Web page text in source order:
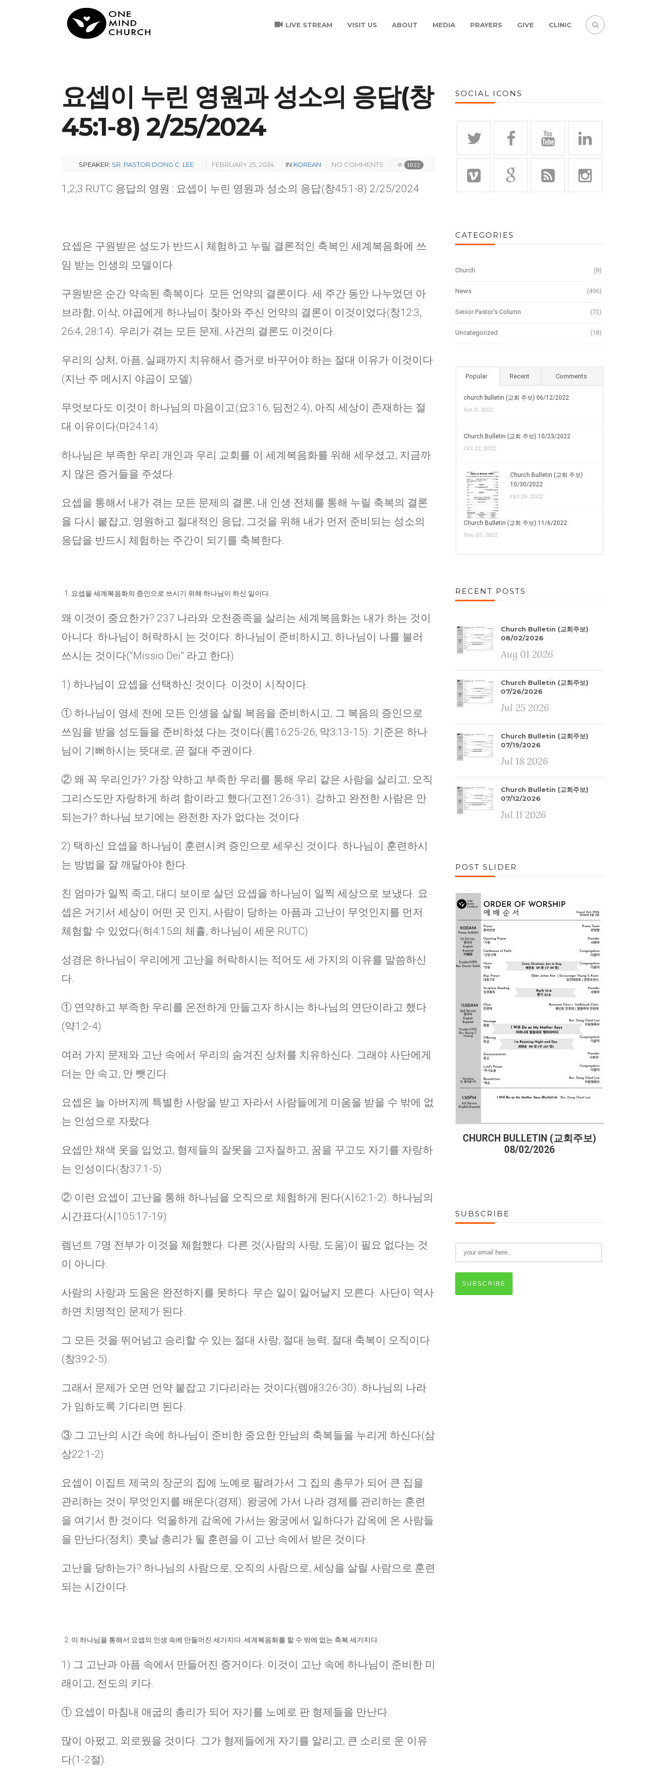
LIVE STREAM VISIT US ABOUT MEDIA PRAYERS GIVE CLINIC
요셉이 누린 영원과 성소의 응답(창
45:1-8) 2/25/2024
SPEAKER: SR. PASTOR DONG C. LEE FEBRUARY 25, 2024 IN KOREAN NO COMMENTS 1022
1,2,3 RUTC 응답의 영원 : 요셉이 누린 영원과 성소의 응답(창45:1-8) 2/25/2024
요셉은 구원받은 성도가 반드시 체험하고 누릴 결론적인 축복인 세계복음화에 쓰
임 받는 인생의 모델이다.
구원받은 순간 약속된 축복이다. 모든 언약의 결론이다. 세 주간 동안 나누었던 아
브라함, 이삭, 야곱에게 하나님이 찾아와 주신 언약의 결론이 이것이었다(창12:3,
26:4, 28:14). 우리가 겪는 모든 문제, 사건의 결론도 이것이다.
우리의 상처, 아픔, 실패까지 치유해서 증거로 바꾸어야 하는 절대 이유가 이것이다
(지난 주 메시지 야곱이 모델)
무엇보다도 이것이 하나님의 마음이고(요3:16, 딤전2:4), 아직 세상이 존재하는 절
대 이유이다(마24:14)
하나님은 부족한 우리 개인과 우리 교회를 이 세계복음화를 위해 세우셨고, 지금까
지 많은 증거들을 주셨다.
요셉을 통해서 내가 겪는 모든 문제의 결론, 내 인생 전체를 통해 누릴 축복의 결론
을 다시 붙잡고, 영원하고 절대적인 응답, 그것을 위해 내가 먼저 준비되는 성소의
응답을 반드시 체험하는 주간이 되기를 축복한다.
요셉을 세계복음화의 증인으로 쓰시기 위해 하나님이 하신 일이다.
왜 이것이 중요한가? 237 나라와 오천종족을 살리는 세계복음화는 내가 하는 것이
아니다. 하나님이 허락하시 는 것이다. 하나님이 준비하시고, 하나님이 나를 불러
쓰시는 것이다(“Missio Dei” 라고 한다)
1) 하나님이 요셉을 선택하신 것이다. 이것이 시작이다.
① 하나님이 영세 전에 모든 인생을 살릴 복음을 준비하시고, 그 복음의 증인으로
쓰임을 받을 성도들을 준비하셨 다는 것이다(롬16:25-26, 막3:13-15). 기준은 하나
님이 기뻐하시는 뜻대로, 곧 절대 주권이다.
② 왜 꼭 우리인가? 가장 약하고 부족한 우리를 통해 우리 같은 사람을 살리고, 오직
그리스도만 자랑하게 하려 함이라고 했다(고전1:26-31). 강하고 완전한 사람은 안
되는가? 하나님 보기에는 완전한 자가 없다는 것이다 .
2) 택하신 요셉을 하나님이 훈련시켜 증인으로 세우신 것이다. 하나님이 훈련하시
는 방법을 잘 깨달아야 한다.
친 엄마가 일찍 죽고, 대디 보이로 살던 요셉을 하나님이 일찍 세상으로 보냈다. 요
셉은 거기서 세상이 어떤 곳 인지, 사람이 당하는 아픔과 고난이 무엇인지를 먼저
체험할 수 있었다(히4:15의 체휼, 하나님이 세운 RUTC)
성경은 하나님이 우리에게 고난을 허락하시는 적어도 세 가지의 이유를 말씀하신
다.
① 연약하고 부족한 우리를 온전하게 만들고자 하시는 하나님의 연단이라고 했다
(약1:2-4)
여러 가지 문제와 고난 속에서 우리의 숨겨진 상처를 치유하신다. 그래야 사단에게
더는 안 속고, 안 뺏긴다.
요셉은 늘 아버지께 특별한 사랑을 받고 자라서 사람들에게 미움을 받을 수 밖에 없
는 인성으로 자랐다.
요셉만 채색 옷을 입었고, 형제들의 잘못을 고자질하고, 꿈을 꾸고도 자기를 자랑하
는 인성이다(창37:1-5)
② 이런 요셉이 고난을 통해 하나님을 오직으로 체험하게 된다(시62:1-2). 하나님의
시간표다(시105:17-19)
렘넌트 7명 전부가 이것을 체험했다. 다른 것(사람의 사랑, 도움)이 필요 없다는 것
이 아니다.
사람의 사랑과 도움은 완전하지를 못하다. 무슨 일이 일어날지 모른다. 사단이 역사
하면 치명적인 문제가 된다.
그 모든 것을 뛰어넘고 승리할 수 있는 절대 사랑, 절대 능력, 절대 축복이 오직이다
(창39:2-5).
그래서 문제가 오면 언약 붙잡고 기다리라는 것이다(렘애3:26-30). 하나님의 나라
가 임하도록 기다리면 된다.
③ 그 고난의 시간 속에 하나님이 준비한 중요한 만남의 축복들을 누리게 하신다(삼
상22:1-2)
요셉이 이집트 제국의 장군의 집에 노예로 팔려가서 그 집의 총무가 되어 큰 집을
관리하는 것이 무엇인지를 배운다(경제). 왕궁에 가서 나라 경제를 관리하는 훈련
을 여기서 한 것이다. 억울하게 감옥에 가서는 왕궁에서 일하다가 감옥에 온 사람들
을 만난다(정치). 훗날 총리가 될 훈련을 이 고난 속에서 받은 것이다.
고난을 당하는가? 하나님의 사람으로, 오직의 사람으로, 세상을 살릴 사람으로 훈련
되는 시간이다.
이 하나님을 통해서 요셉의 인생 속에 만들어진 세가지다. 세계복음화를 할 수 밖에 없는 축복 세가지다.
1) 그 고난과 아픔 속에서 만들어진 증거이다. 이것이 고난 속에 하나님이 준비한 미
래이고, 전도의 키다.
① 요셉이 마침내 애굽의 총리가 되어 자기를 노예로 판 형제들을 만난다.
많이 아펐고, 외로웠을 것이다. 그가 형제들에게 자기를 알리고, 큰 소리로 운 이유
다(1-2절).
SOCIAL ICONS
CATEGORIES
Church (8)
News (496)
Senior Pastor's Column (72)
Uncategorized (18)
Popular Recent Comments
church bulletin (교회 주보) 06/12/2022
Jun 11, 2022
Church Bulletin (교회 주보) 10/23/2022
Oct 22, 2022
Church Bulletin (교회 주보)
10/30/2022
Oct 29, 2022
Church Bulletin (교회 주보) 11/6/2022
Nov 05, 2022
RECENT POSTS
Church Bulletin (교회주보)
08/02/2026
Aug 01 2026
Church Bulletin (교회주보)
07/26/2026
Jul 25 2026
Church Bulletin (교회주보)
07/19/2026
Jul 18 2026
Church Bulletin (교회주보)
07/12/2026
Jul 11 2026
POST SLIDER
07/19/2026
CHURCH BULLETIN (교회주보)
08/02/2026
SUBSCRIBE
SUBSCRIBE